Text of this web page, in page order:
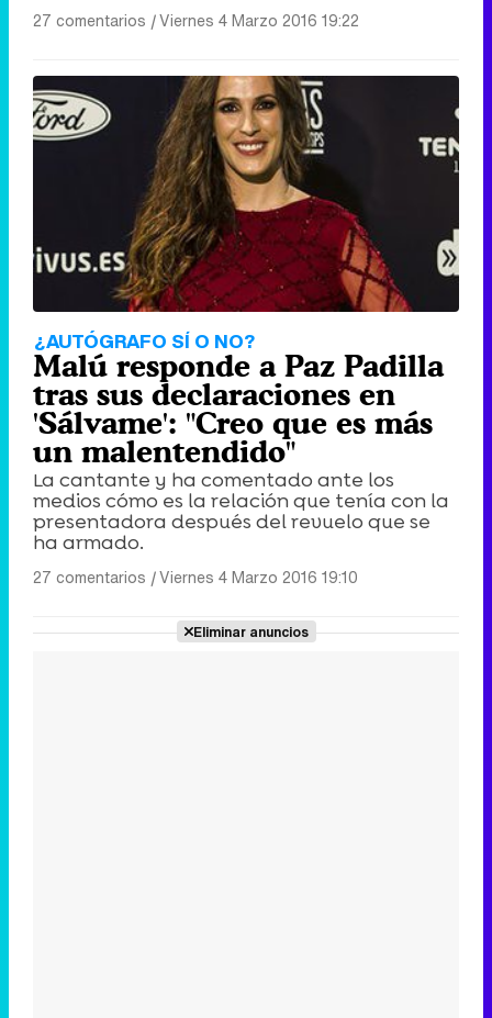
27 comentarios |Viernes 4 Marzo 2016 19:22
¿AUTÓGRAFO SÍ O NO?
Malú responde a Paz Padilla
tras sus declaraciones en
'Sálvame': "Creo que es más
un malentendido"
La cantante y ha comentado ante los
medios cómo es la relación que tenía con la
presentadora después del revuelo que se
ha armado.
27 comentarios |Viernes 4 Marzo 2016 19:10
Eliminar anuncios